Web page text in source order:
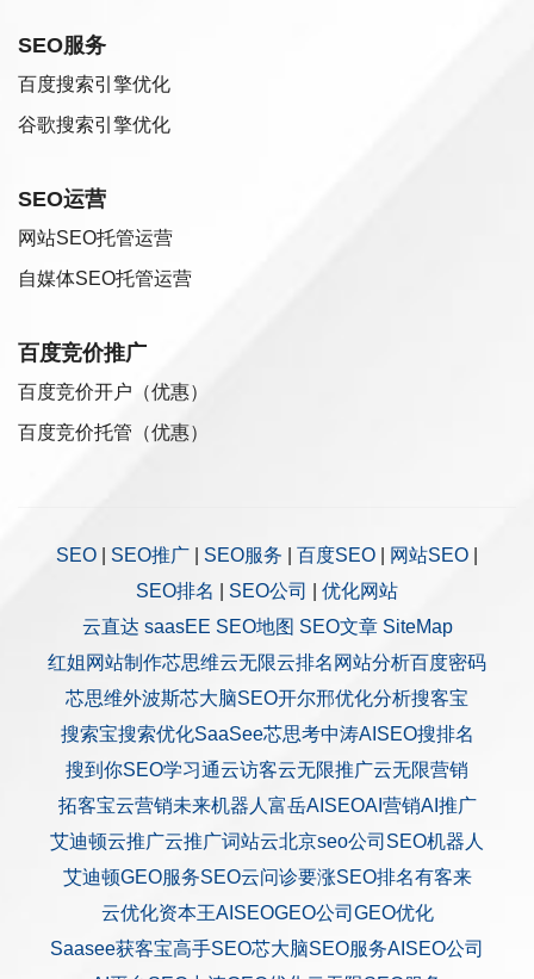
SEO服务
百度搜索引擎优化
谷歌搜索引擎优化
SEO运营
网站SEO托管运营
自媒体SEO托管运营
百度竞价推广
百度竞价开户（优惠）
百度竞价托管（优惠）
SEO SEO推广 SEO服务 百度SEO 网站SEO
SEO排名
SEO公司
优化网站
云直达 saasEE SEO地图 SEO文章 SiteMap
红姐网站制作芯思维云无限云排名 网站分析百度密码
芯思维外波斯芯大脑SEO开尔邢优化分析搜客宝
搜索宝搜索优化SaaSee芯思考中涛AISEO搜排名
搜到你SEO学习通云访客云无限推广云无限营销
拓客宝云营销未来机器人 富岳AISEOAI营销AI推广
艾迪顿云推广云推广词站云北京seo公司 SEO机器人
艾迪顿GEO服务SEO云问诊要涨SEO排名有客来
云优化资本王AISEOGEO公司 GEO优化
Saasee获客宝高手SEO芯大脑SEO服务AISEO公司